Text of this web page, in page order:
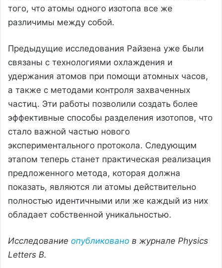
того, что атомы одного изотопа все же
различимы между собой.
Предыдущие исследования Райзена уже были
связаны с технологиями охлаждения и
удержания атомов при помощи атомных часов,
а также с методами контроля захваченных
частиц. Эти работы позволили создать более
эффективные способы разделения изотопов, что
стало важной частью нового
экспериментального протокола. Следующим
этапом теперь станет практическая реализация
предложенного метода, которая должна
показать, являются ли атомы действительно
полностью идентичными или же каждый из них
обладает собственной уникальностью.
Исследование опубликовано в журнале Physics
Letters B.